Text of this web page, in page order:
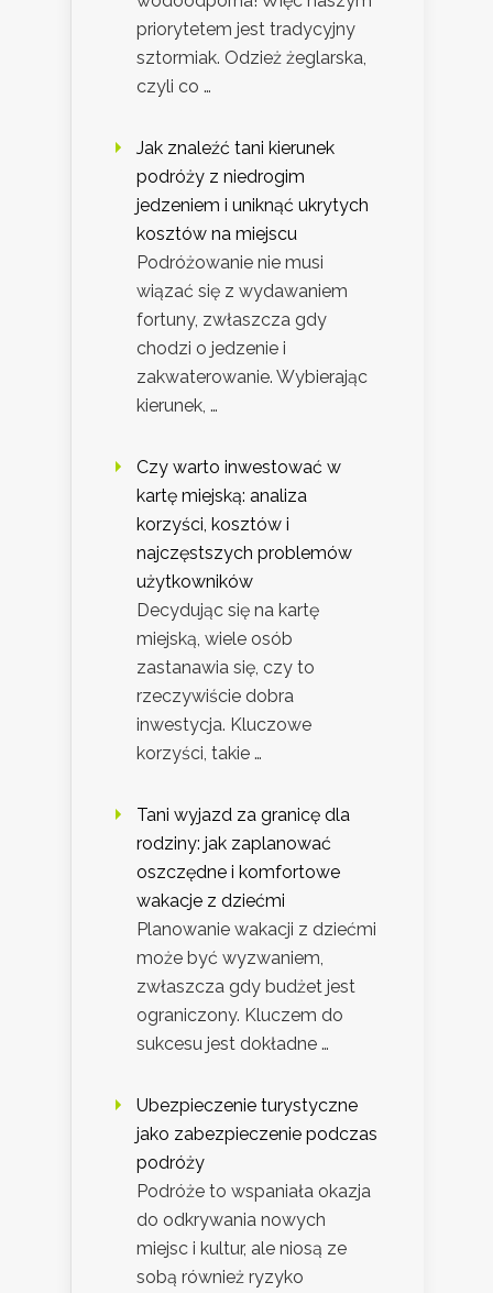
priorytetem jest tradycyjny
sztormiak. Odzież żeglarska,
czyli co …
Jak znaleźć tani kierunek
podróży z niedrogim
jedzeniem i uniknąć ukrytych
kosztów na miejscu
Podróżowanie nie musi
wiązać się z wydawaniem
fortuny, zwłaszcza gdy
chodzi o jedzenie i
zakwaterowanie. Wybierając
kierunek, …
Czy warto inwestować w
kartę miejską: analiza
korzyści, kosztów i
najczęstszych problemów
użytkowników
Decydując się na kartę
miejską, wiele osób
zastanawia się, czy to
rzeczywiście dobra
inwestycja. Kluczowe
korzyści, takie …
Tani wyjazd za granicę dla
rodziny: jak zaplanować
oszczędne i komfortowe
wakacje z dziećmi
Planowanie wakacji z dziećmi
może być wyzwaniem,
zwłaszcza gdy budżet jest
ograniczony. Kluczem do
sukcesu jest dokładne …
Ubezpieczenie turystyczne
jako zabezpieczenie podczas
podróży
Podróże to wspaniała okazja
do odkrywania nowych
miejsc i kultur, ale niosą ze
sobą również ryzyko